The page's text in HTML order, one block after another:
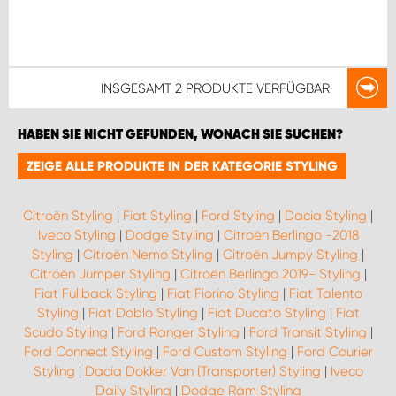
INSGESAMT 2 PRODUKTE VERFÜGBAR
HABEN SIE NICHT GEFUNDEN, WONACH SIE SUCHEN?
ZEIGE ALLE PRODUKTE IN DER KATEGORIE STYLING
Citroën Styling | Fiat Styling | Ford Styling | Dacia Styling |
Iveco Styling | Dodge Styling | Citroën Berlingo -2018
Styling | Citroën Nemo Styling | Citroën Jumpy Styling |
Citroën Jumper Styling | Citroën Berlingo 2019- Styling |
Fiat Fullback Styling | Fiat Fiorino Styling | Fiat Talento
Styling | Fiat Doblo Styling | Fiat Ducato Styling | Fiat
Scudo Styling | Ford Ranger Styling | Ford Transit Styling |
Ford Connect Styling | Ford Custom Styling | Ford Courier
Styling | Dacia Dokker Van (Transporter) Styling | Iveco
Daily Styling | Dodge Ram Styling